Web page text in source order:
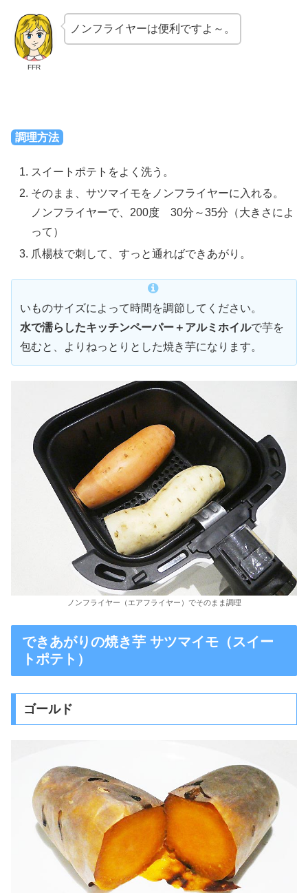
FFR
ノンフライヤーは便利ですよ～。
調理方法
スイートポテトをよく洗う。
そのまま、サツマイモをノンフライヤーに入れる。
ノンフライヤーで、200度 30分～35分（大きさによ
って）
爪楊枝で刺して、すっと通ればできあがり。
いものサイズによって時間を調節してください。
水で濡らしたキッチンペーパー＋アルミホイルで芋を
包むと、よりねっとりとした焼き芋になります。
ノンフライヤー（エアフライヤー）でそのまま調理
できあがりの焼き芋 サツマイモ（スイー
トポテト）
ゴールド